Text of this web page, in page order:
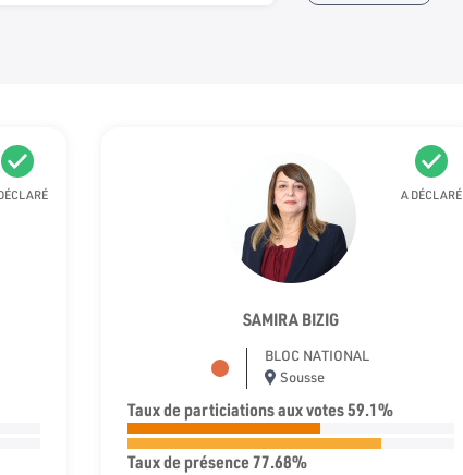
A DÉCLARÉ
SAMIRA BIZIG
BLOC NATIONAL
Sousse
Taux de particiations aux votes 59.1%
Taux de présence 77.68%